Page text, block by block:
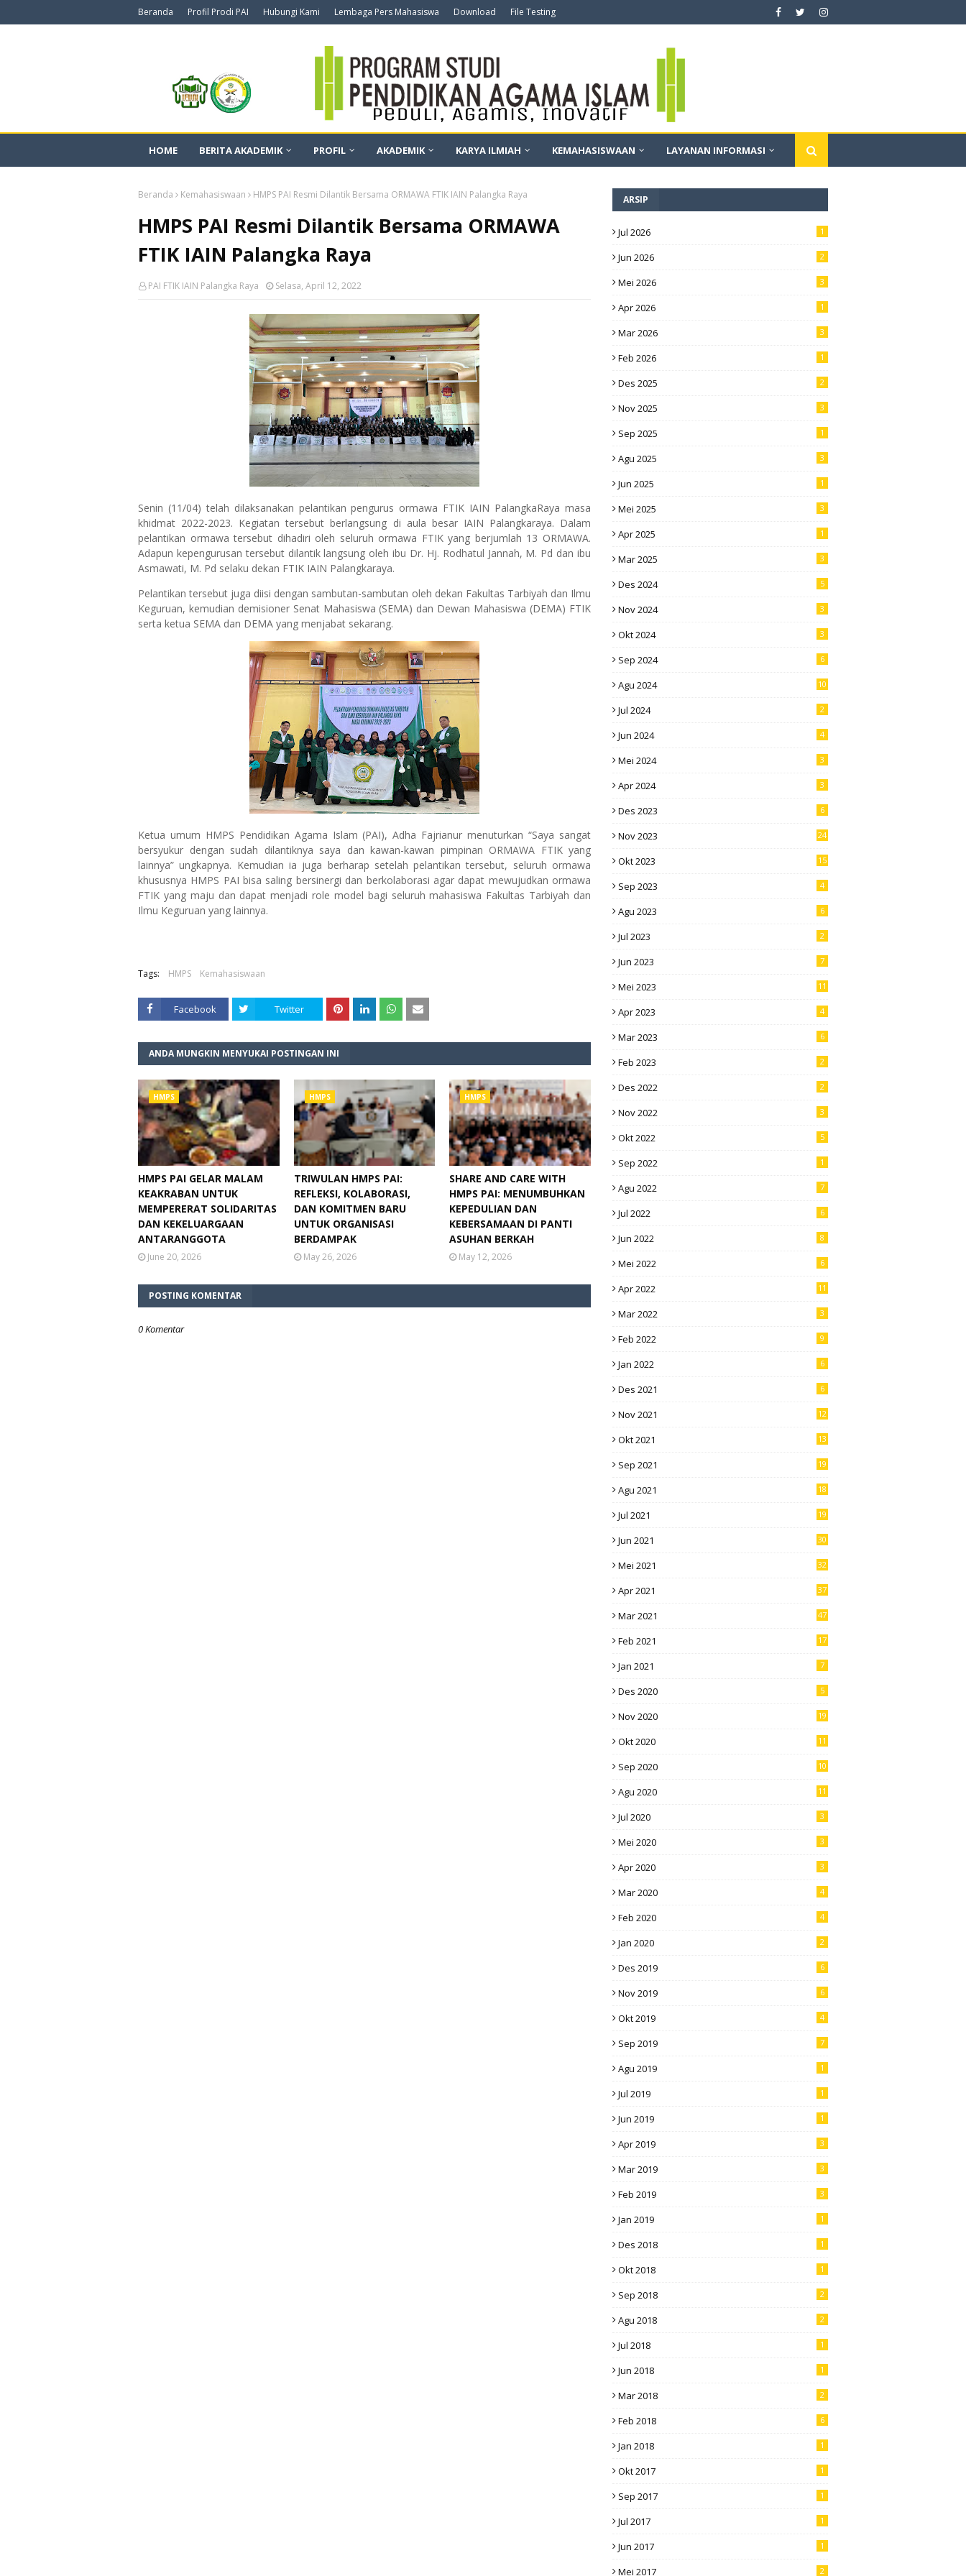
Beranda Profil Prodi PAI Hubungi Kami Lembaga Pers Mahasiswa Download File Testing
HOME BERITA AKADEMIK PROFIL AKADEMIK KARYA ILMIAH KEMAHASISWAAN LAYANAN INFORMASI
Beranda Kemahasiswaan HMPS PAI Resmi Dilantik Bersama ORMAWA FTIK IAIN Palangka Raya
HMPS PAI Resmi Dilantik Bersama ORMAWA
FTIK IAIN Palangka Raya
PAI FTIK IAIN Palangka Raya Selasa, April 12, 2022
Senin (11/04) telah dilaksanakan pelantikan pengurus ormawa FTIK IAIN PalangkaRaya masa
khidmat 2022-2023. Kegiatan tersebut berlangsung di aula besar IAIN Palangkaraya. Dalam
pelantikan ormawa tersebut dihadiri oleh seluruh ormawa FTIK yang berjumlah 13 ORMAWA.
Adapun kepengurusan tersebut dilantik langsung oleh ibu Dr. Hj. Rodhatul Jannah, M. Pd dan ibu
Asmawati, M. Pd selaku dekan FTIK IAIN Palangkaraya.
Pelantikan tersebut juga diisi dengan sambutan-sambutan oleh dekan Fakultas Tarbiyah dan Ilmu
Keguruan, kemudian demisioner Senat Mahasiswa (SEMA) dan Dewan Mahasiswa (DEMA) FTIK
serta ketua SEMA dan DEMA yang menjabat sekarang.
Ketua umum HMPS Pendidikan Agama Islam (PAI), Adha Fajrianur menuturkan “Saya sangat
bersyukur dengan sudah dilantiknya saya dan kawan-kawan pimpinan ORMAWA FTIK yang
lainnya” ungkapnya. Kemudian ia juga berharap setelah pelantikan tersebut, seluruh ormawa
khususnya HMPS PAI bisa saling bersinergi dan berkolaborasi agar dapat mewujudkan ormawa
FTIK yang maju dan dapat menjadi role model bagi seluruh mahasiswa Fakultas Tarbiyah dan
Ilmu Keguruan yang lainnya.
Tags: HMPS Kemahasiswaan
Facebook Twitter
ANDA MUNGKIN MENYUKAI POSTINGAN INI
HMPS
HMPS PAI GELAR MALAM
KEAKRABAN UNTUK
MEMPERERAT SOLIDARITAS
DAN KEKELUARGAAN
ANTARANGGOTA
June 20, 2026
HMPS
TRIWULAN HMPS PAI:
REFLEKSI, KOLABORASI,
DAN KOMITMEN BARU
UNTUK ORGANISASI
BERDAMPAK
May 26, 2026
HMPS
SHARE AND CARE WITH
HMPS PAI: MENUMBUHKAN
KEPEDULIAN DAN
KEBERSAMAAN DI PANTI
ASUHAN BERKAH
May 12, 2026
POSTING KOMENTAR
0 Komentar
ARSIP
Jul 2026 1
Jun 2026 2
Mei 2026 3
Apr 2026 1
Mar 2026 3
Feb 2026 1
Des 2025 2
Nov 2025 3
Sep 2025 1
Agu 2025 3
Jun 2025 1
Mei 2025 3
Apr 2025 1
Mar 2025 3
Des 2024 5
Nov 2024 3
Okt 2024 3
Sep 2024 6
Agu 2024 10
Jul 2024 2
Jun 2024 4
Mei 2024 3
Apr 2024 3
Des 2023 6
Nov 2023 24
Okt 2023 15
Sep 2023 4
Agu 2023 6
Jul 2023 2
Jun 2023 7
Mei 2023 11
Apr 2023 4
Mar 2023 6
Feb 2023 2
Des 2022 2
Nov 2022 3
Okt 2022 5
Sep 2022 1
Agu 2022 7
Jul 2022 6
Jun 2022 8
Mei 2022 6
Apr 2022 11
Mar 2022 3
Feb 2022 9
Jan 2022 6
Des 2021 6
Nov 2021 12
Okt 2021 13
Sep 2021 19
Agu 2021 18
Jul 2021 19
Jun 2021 30
Mei 2021 32
Apr 2021 37
Mar 2021 47
Feb 2021 17
Jan 2021 7
Des 2020 5
Nov 2020 19
Okt 2020 11
Sep 2020 10
Agu 2020 11
Jul 2020 3
Mei 2020 3
Apr 2020 3
Mar 2020 4
Feb 2020 4
Jan 2020 2
Des 2019 6
Nov 2019 6
Okt 2019 4
Sep 2019 7
Agu 2019 1
Jul 2019 1
Jun 2019 1
Apr 2019 3
Mar 2019 3
Feb 2019 3
Jan 2019 1
Des 2018 1
Okt 2018 1
Sep 2018 2
Agu 2018 2
Jul 2018 1
Jun 2018 1
Mar 2018 2
Feb 2018 6
Jan 2018 1
Okt 2017 1
Sep 2017 1
Jul 2017 1
Jun 2017 1
Mei 2017 2